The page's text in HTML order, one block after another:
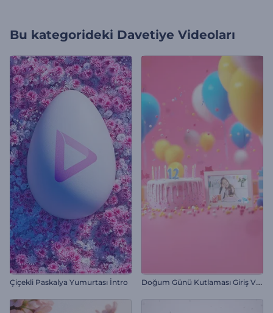
Bu kategorideki Davetiye Videoları
Çiçekli Paskalya Yumurtası İntro D
oğum Günü Kutlaması Giriş Videosu